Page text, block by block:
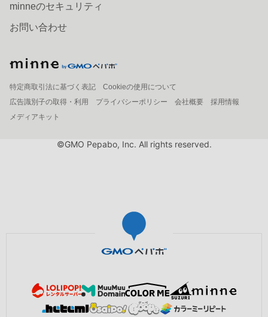
minneのセキュリティ
お問い合わせ
特定商取引法に基づく表記
Cookieの使用について
広告識別子の取得・利用
プライバシーポリシー 会社概要
採用情報
メディアキット
©GMO Pepabo, Inc. All rights reserved.